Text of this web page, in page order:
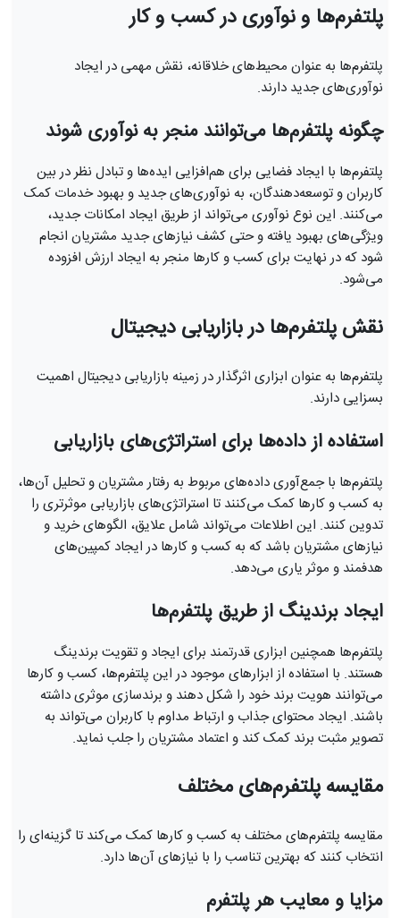
پلتفرم‌ها و نوآوری در کسب و کار
پلتفرم‌ها به عنوان محیط‌های خلاقانه، نقش مهمی در ایجاد
نوآوری‌های جدید دارند.
چگونه پلتفرم‌ها می‌توانند منجر به نوآوری شوند
پلتفرم‌ها با ایجاد فضایی برای هم‌افزایی ایده‌ها و تبادل نظر در بین
کاربران و توسعه‌دهندگان، به نوآوری‌های جدید و بهبود خدمات کمک
می‌کنند. این نوع نوآوری می‌تواند از طریق ایجاد امکانات جدید،
ویژگی‌های بهبود یافته و حتی کشف نیازهای جدید مشتریان انجام
شود که در نهایت برای کسب و کارها منجر به ایجاد ارزش افزوده
می‌شود.
نقش پلتفرم‌ها در بازاریابی دیجیتال
پلتفرم‌ها به عنوان ابزاری اثرگذار در زمینه بازاریابی دیجیتال اهمیت
بسزایی دارند.
استفاده از داده‌ها برای استراتژی‌های بازاریابی
پلتفرم‌ها با جمع‌آوری داده‌های مربوط به رفتار مشتریان و تحلیل آن‌ها،
به کسب و کارها کمک می‌کنند تا استراتژی‌های بازاریابی موثرتری را
تدوین کنند. این اطلاعات می‌تواند شامل علایق، الگوهای خرید و
نیازهای مشتریان باشد که به کسب و کارها در ایجاد کمپین‌های
هدفمند و موثر یاری می‌دهد.
ایجاد برندینگ از طریق پلتفرم‌ها
پلتفرم‌ها همچنین ابزاری قدرتمند برای ایجاد و تقویت برندینگ
هستند. با استفاده از ابزارهای موجود در این پلتفرم‌ها، کسب و کارها
می‌توانند هویت برند خود را شکل دهند و برندسازی موثری داشته
باشند. ایجاد محتوای جذاب و ارتباط مداوم با کاربران می‌تواند به
تصویر مثبت برند کمک کند و اعتماد مشتریان را جلب نماید.
مقایسه پلتفرم‌های مختلف
مقایسه پلتفرم‌های مختلف به کسب و کارها کمک می‌کند تا گزینه‌ای را
انتخاب کنند که بهترین تناسب را با نیازهای آن‌ها دارد.
مزایا و معایب هر پلتفرم